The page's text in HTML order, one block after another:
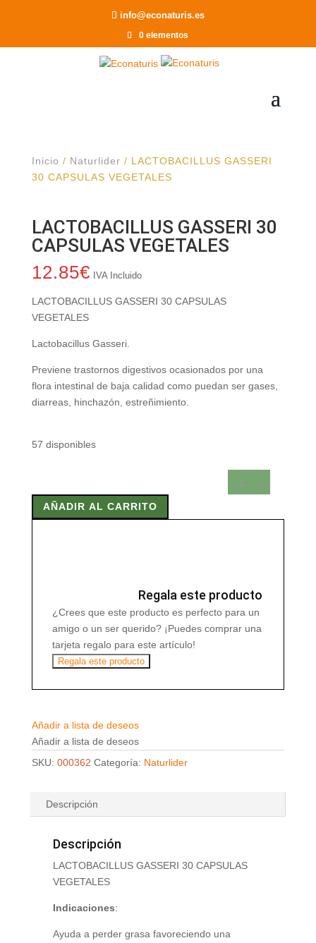
info@econaturis.es
0 elementos
Inicio / Naturlider / LACTOBACILLUS GASSERI
30 CAPSULAS VEGETALES
LACTOBACILLUS GASSERI 30
CAPSULAS VEGETALES
12.85€ IVA Incluido
LACTOBACILLUS GASSERI 30 CAPSULAS
VEGETALES
Lactobacillus Gasseri.
Previene trastornos digestivos ocasionados por una
flora intestinal de baja calidad como puedan ser gases,
diarreas, hinchazón, estreñimiento.
57 disponibles
GASSERI
AÑADIR AL CARRITO
Regala este producto
¿Crees que este producto es perfecto para un
amigo o un ser querido? ¡Puedes comprar una
tarjeta regalo para este artículo!
Regala este producto
Añadir a lista de deseos
Añadir a lista de deseos
SKU: 000362 Categoría: Naturlider
Descripción
Descripción
LACTOBACILLUS GASSERI 30 CAPSULAS
VEGETALES
Indicaciones:
Ayuda a perder grasa favoreciendo una